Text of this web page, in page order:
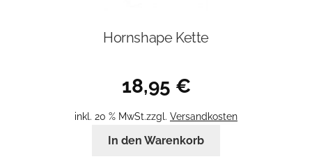
Hornshape Kette
18,95 €
inkl. 20 % MwSt.zzgl. Versandkosten
In den Warenkorb